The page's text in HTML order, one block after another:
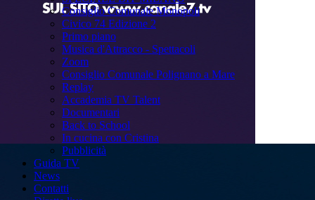
Consiglio Comunale Monopoli
Civico 74 Edizione 2
Primo piano
Musica d'Attracco - Spettacoli
Zoom
Consiglio Comunale Polignano a Mare
Replay
Accademia TV Talent
Documentari
Back to School
In cucina con Cristina
Pubblicità
Guida TV
News
Contatti